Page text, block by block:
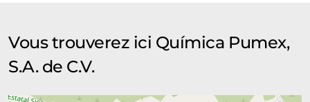
Vous trouverez ici Química Pumex,
S.A. de C.V.